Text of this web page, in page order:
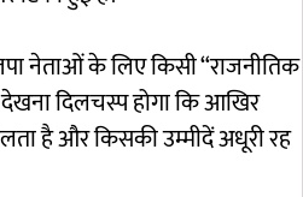
नेताओं के लिए किसी “राजनीतिक
दिलचस्प होगा कि आखिर
है और किसकी उम्मीदें अधूरी रह